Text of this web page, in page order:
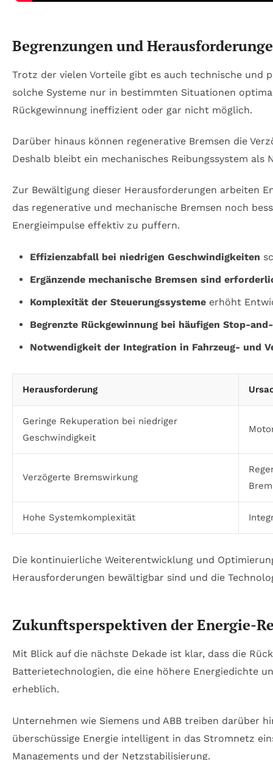
Begrenzungen und
Trotz der vielen Vorteile gibt es auch technische und
solche Systeme nur in bestimmten Situationen
Rückgewinnung ineffizient oder gar nicht möglich.
Darüber hinaus können regenerative Bremsen die
Deshalb bleibt ein mechanisches Reibungssystem
Zur Bewältigung dieser Herausforderungen arbeiten
das regenerative und mechanische Bremsen noch
Energieimpulse effektiv zu puffern.
Effizienzabfall bei niedrigen Geschwindigkeiten
Ergänzende mechanische Bremsen sind
Komplexität der Steuerungssystemeerhöht
Begrenzte Rückgewinnung bei häufigen Stop-
Notwendigkeit der Integration in Fahrzeug- und
Herausforderung
Geringe Rekuperation bei niedriger
Geschwindigkeit
Verzögerte Bremswirkung
Hohe Systemkomplexität
Die kontinuierliche Weiterentwicklung und
Herausforderungen bewältigbar sind und die
Zukunftsperspektiven der Energie-
Mit Blick auf die nächste Dekade ist klar, dass die
Batterietechnologien, die eine höhere Energiedichte
erheblich.
Unternehmen wie Siemens und ABB treiben darüber
überschüssige Energie intelligent in das Stromnetz
Managements und der Netzstabilisierung.